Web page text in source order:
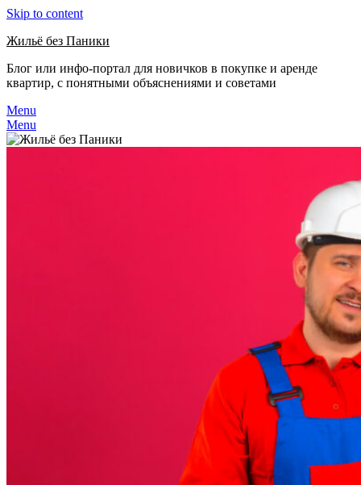
Skip to content
Жильё без Паники
Блог или инфо-портал для новичков в покупке и аренде
квартир, с понятными объяснениями и советами
Menu
Menu